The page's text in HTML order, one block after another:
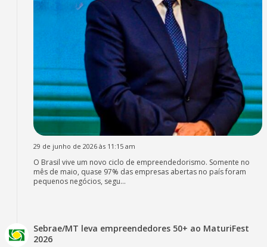
29 de junho de 2026 às 11:15 am
O Brasil vive um novo ciclo de empreendedorismo. Somente no
mês de maio, quase 97% das empresas abertas no país foram
pequenos negócios, segu...
Sebrae/MT leva empreendedores 50+ ao MaturiFest
2026